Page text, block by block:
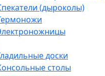
(дыроколы)
доски
столы